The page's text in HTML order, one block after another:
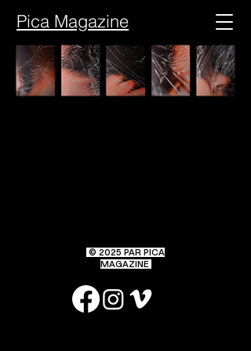
Pica Magazine
© 2025 PAR PICA
MAGAZINE